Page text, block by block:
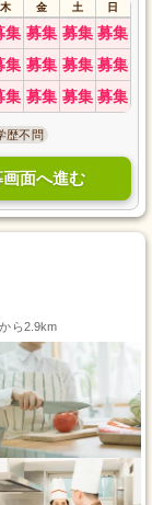
木 金 土 日
集 募集 募集 募集
集 募集 募集 募集
集 募集 募集 募集
歴不問
画面へ進む
ら2.9km